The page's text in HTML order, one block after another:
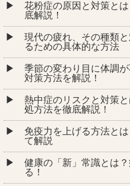
花粉症の原因と対策と
底解説！
現代の疲れ、その種類
るための具体的な方法
季節の変わり目に体調
対策方法を解説！
熱中症のリスクと対策
処方法を徹底解説！
免疫力を上げる方法と
て解説
健康の「新」常識とは
る！